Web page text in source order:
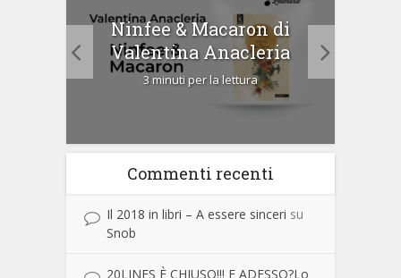
Ninfee & Macaron di
Valentina Anacleria
3 minuti per la lettura
Commenti recenti
Il 2018 in libri – A essere sinceri su
Snob
20LINES È CHIUSO!!! E ADESSO?Lo